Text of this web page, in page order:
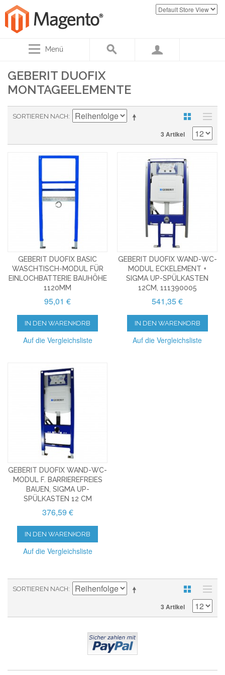
Menü
GEBERIT DUOFIX
MONTAGEELEMENTE
SORTIEREN NACH
3 Artikel
GEBERIT DUOFIX BASIC
WASCHTISCH-MODUL FÜR
EINLOCHBATTERIE BAUHÖHE
1120MM
95,01 €
IN DEN WARENKORB
Auf die Vergleichsliste
GEBERIT DUOFIX WAND-WC-
MODUL ECKELEMENT +
SIGMA UP-SPÜLKASTEN
12CM, 111390005
541,35 €
IN DEN WARENKORB
Auf die Vergleichsliste
GEBERIT DUOFIX WAND-WC-
MODUL F. BARRIEREFREIES
BAUEN, SIGMA UP-
SPÜLKASTEN 12 CM
376,59 €
IN DEN WARENKORB
Auf die Vergleichsliste
SORTIEREN NACH
3 Artikel